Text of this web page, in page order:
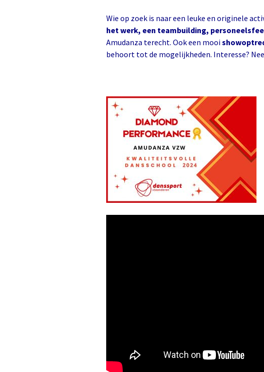
Wie op zoek is naar een leuke en originele
het werk, een teambuilding,
Amudanza terecht. Ook een mooi
behoort tot de mogelijkheden. Interesse?